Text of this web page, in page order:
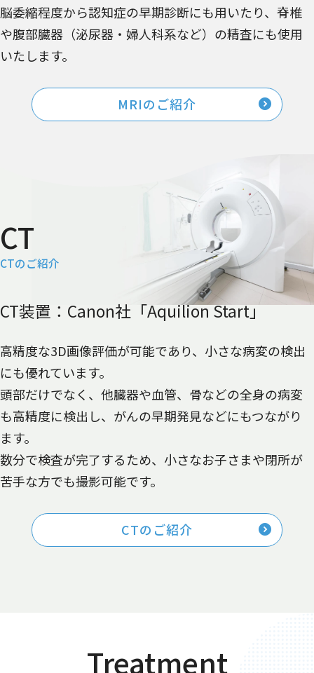
脳委縮程度から認知症の早期診断にも用いたり、脊椎
や腹部臓器（泌尿器・婦人科系など）の精査にも使用
いたします。
MRIのご紹介
CTのご紹介
CT装置：Canon社「Aquilion Start」
高精度な3D画像評価が可能であり、小さな病変の検出
にも優れています。
頭部だけでなく、他臓器や血管、骨などの全身の病変
も高精度に検出し、がんの早期発見などにもつながり
ます。
数分で検査が完了するため、小さなお子さまや閉所が
苦手な方でも撮影可能です。
CTのご紹介